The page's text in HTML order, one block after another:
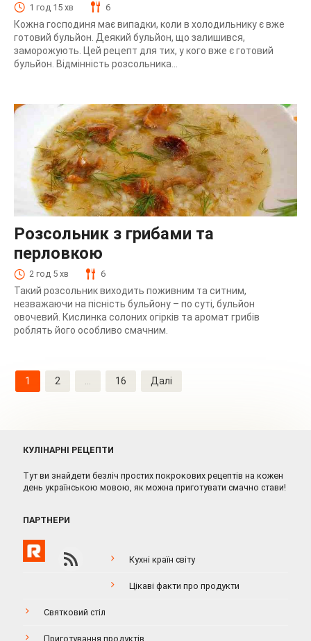
1 год 15 хв 6
Кожна господиня має випадки, коли в холодильнику є вже
готовий бульйон. Деякий бульйон, що залишився,
заморожують. Цей рецепт для тих, у кого вже є готовий
бульйон. Відмінність розсольника...
Розсольник з грибами та
перловкою
2 год 5 хв 6
Такий розсольник виходить поживним та ситним,
незважаючи на пісність бульйону – по суті, бульйон
овочевий. Кислинка солоних огірків та аромат грибів
роблять його особливо смачним.
Навігація
записів
1 2 16 Далі
КУЛІНАРНІ РЕЦЕПТИ
Тут ви знайдети безліч простих покрокових рецептів на кожен
день українською мовою, як можна приготувати смачно стави!
ПАРТНЕРИ
Кухні країн світу
Цікаві факти про продукти
Святковий стіл
Приготування продуктів